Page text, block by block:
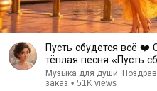
Пусть сбудется всё ❤️ С днём рождения! Новая
тёплая песня «Пусть
Музыка для души
заказ • 51K views